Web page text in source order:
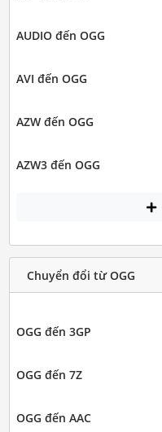
AUDIO đến OGG
AVI đến OGG
AZW đến OGG
AZW3 đến OGG
Chuyển đổi từ OGG
OGG đến 3GP
OGG đến 7Z
OGG đến AAC